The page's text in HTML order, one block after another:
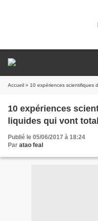
Accueil » 10 expériences scientifiques
10 expériences
liquides qui vont
Publié le 05/06/2017 à 18:24
Par atao feal